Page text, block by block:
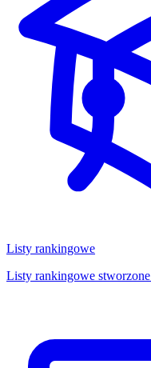
Listy rankingowe
Listy rankingowe